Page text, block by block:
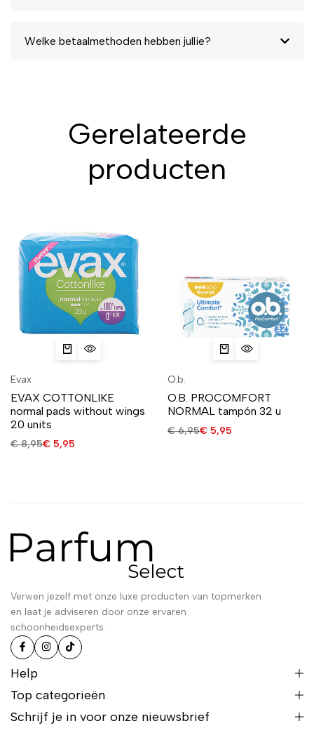
Welke betaalmethoden hebben jullie?
Gerelateerde
producten
Evax
EVAX COTTONLIKE
normal pads without wings
20 units
€8,95€ 5,95
O.b.
O.B. PROCOMFORT
NORMAL tampón 32 u
€6,95€ 5,95
Verwen jezelf met onze luxe producten van topmerken
en laat je adviseren door onze ervaren
schoonheidsexperts.
Help
Top categorieën
Schrijf je in voor onze nieuwsbrief